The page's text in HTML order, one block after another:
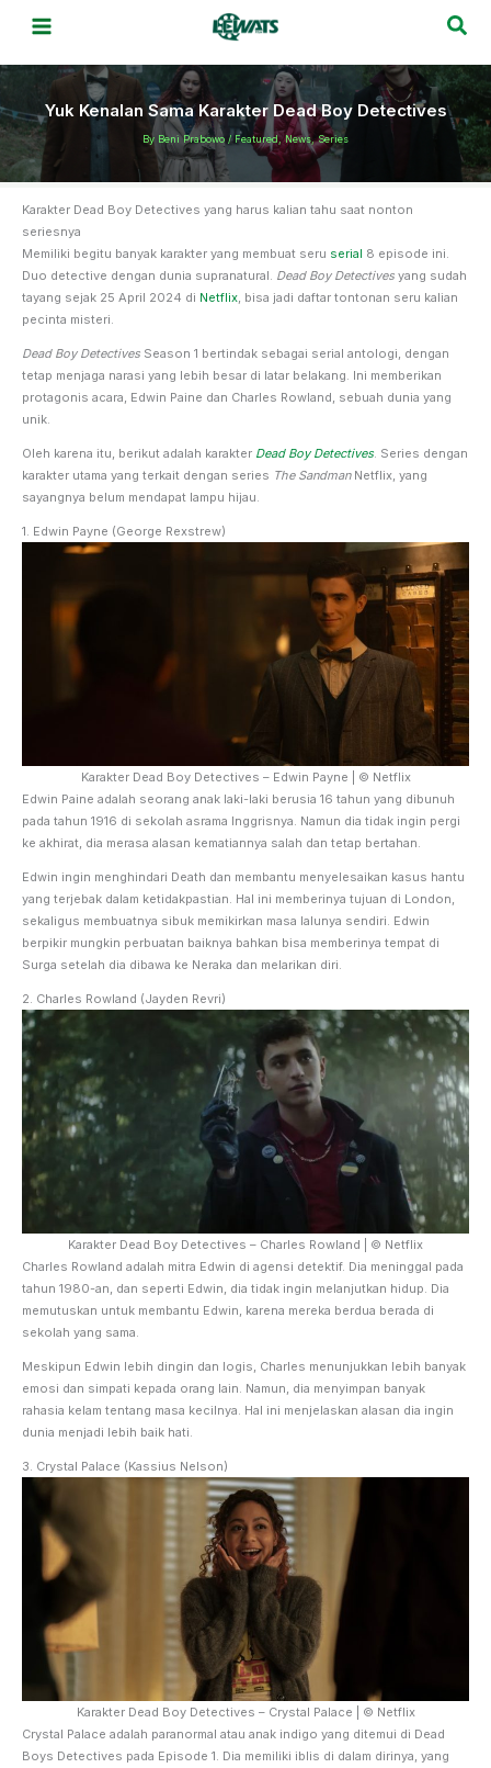
Yuk Kenalan Sama Karakter Dead Boy Detectives
By Beni Prabowo /Featured,News,Series
Karakter Dead Boy Detectives yang harus kalian tahu saat nonton
seriesnya
Memiliki begitu banyak karakter yang membuat seru serial 8 episode ini.
Duo detective dengan dunia supranatural. Dead Boy Detectives yang sudah
tayang sejak 25 April 2024 di Netflix , bisa jadi daftar tontonan seru kalian
pecinta misteri.
Dead Boy Detectives Season 1 bertindak sebagai serial antologi, dengan
tetap menjaga narasi yang lebih besar di latar belakang. Ini memberikan
protagonis acara, Edwin Paine dan Charles Rowland, sebuah dunia yang
unik.
Oleh karena itu, berikut adalah karakter Dead Boy Detectives. Series dengan
karakter utama yang terkait dengan series The SandmanNetflix, yang
sayangnya belum mendapat lampu hijau.
1. Edwin Payne (George Rexstrew)
Karakter Dead Boy Detectives – Edwin Payne | © Netflix
Edwin Paine adalah seorang anak laki-laki berusia 16 tahun yang dibunuh
pada tahun 1916 di sekolah asrama Inggrisnya. Namun dia tidak ingin pergi
ke akhirat, dia merasa alasan kematiannya salah dan tetap bertahan.
Edwin ingin menghindari Death dan membantu menyelesaikan kasus hantu
yang terjebak dalam ketidakpastian. Hal ini memberinya tujuan di London,
sekaligus membuatnya sibuk memikirkan masa lalunya sendiri. Edwin
berpikir mungkin perbuatan baiknya bahkan bisa memberinya tempat di
Surga setelah dia dibawa ke Neraka dan melarikan diri.
2. Charles Rowland (Jayden Revri)
Karakter Dead Boy Detectives – Charles Rowland | © Netflix
Charles Rowland adalah mitra Edwin di agensi detektif. Dia meninggal pada
tahun 1980-an, dan seperti Edwin, dia tidak ingin melanjutkan hidup. Dia
memutuskan untuk membantu Edwin, karena mereka berdua berada di
sekolah yang sama.
Meskipun Edwin lebih dingin dan logis, Charles menunjukkan lebih banyak
emosi dan simpati kepada orang lain. Namun, dia menyimpan banyak
rahasia kelam tentang masa kecilnya. Hal ini menjelaskan alasan dia ingin
dunia menjadi lebih baik hati.
3. Crystal Palace (Kassius Nelson)
Karakter Dead Boy Detectives – Crystal Palace | © Netflix
Crystal Palace adalah paranormal atau anak indigo yang ditemui di Dead
Boys Detectives pada Episode 1. Dia memiliki iblis di dalam dirinya, yang